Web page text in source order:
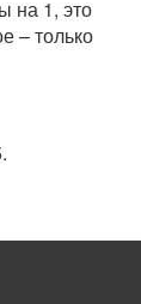
на 1, это
– только